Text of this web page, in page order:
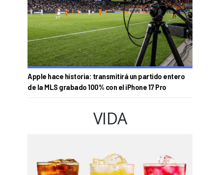
Apple hace historia: transmitirá un partido entero
de la MLS grabado 100% con el iPhone 17 Pro
VIDA